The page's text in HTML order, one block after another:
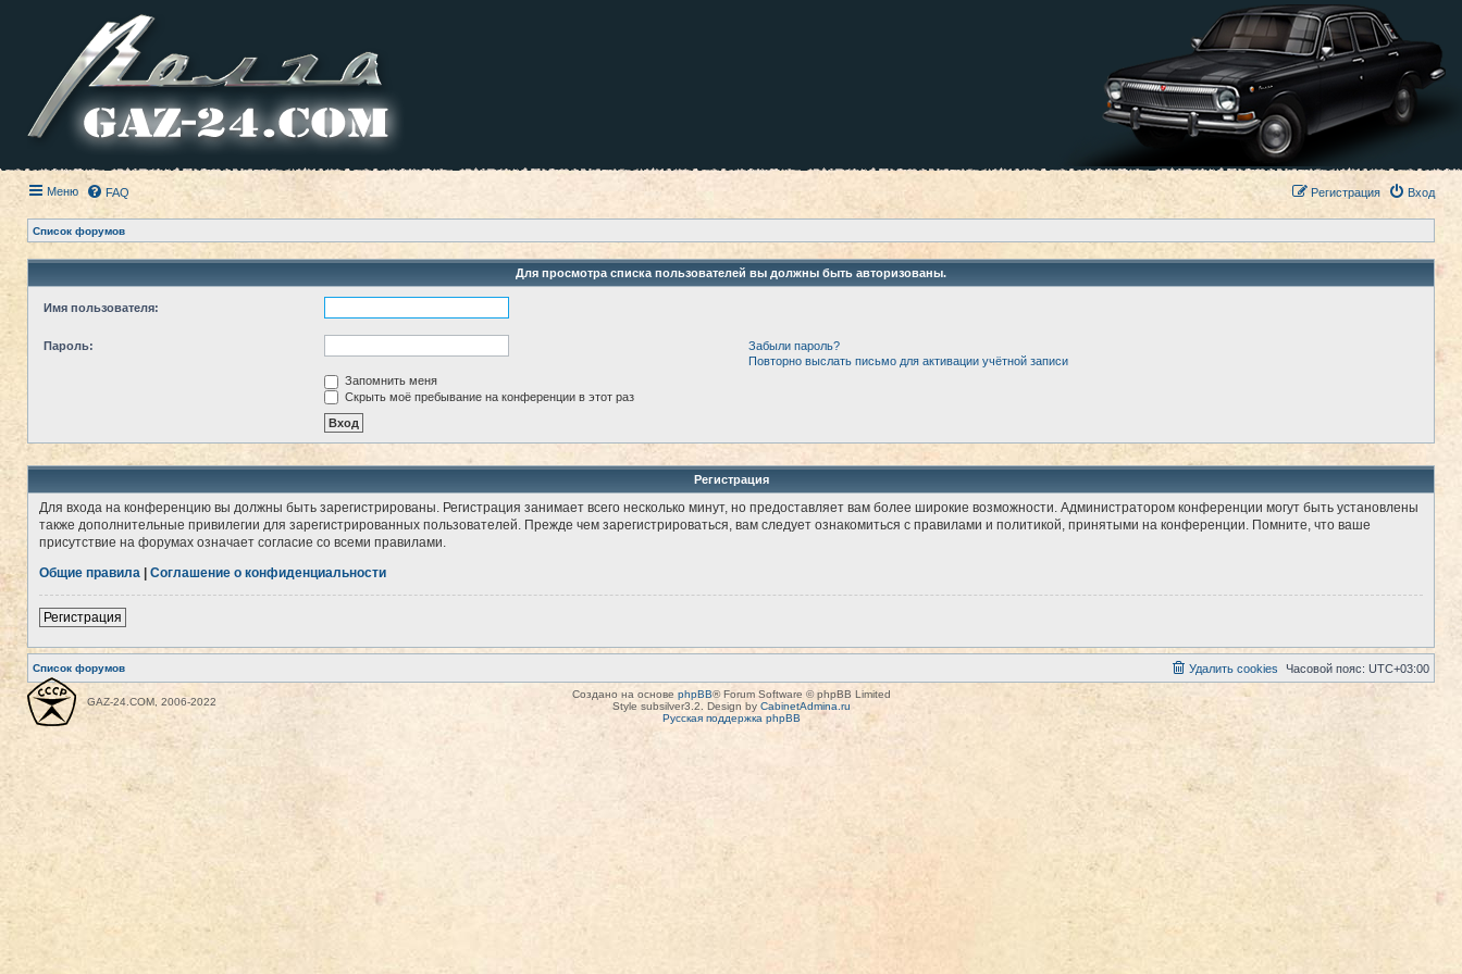
Меню FAQ Вход
Регистрация
Список форумов
Для просмотра списка пользователей вы должны быть авторизованы.
Имя пользователя:
Пароль:
Забыли пароль?
Повторно выслать письмо для активации учётной записи
Запомнить меня
Скрыть моё пребывание на конференции в этот раз
Регистрация
Для входа на конференцию вы должны быть зарегистрированы. Регистрация занимает всего несколько минут, но предоставляет вам более широкие возможности. Администратором конференции могут быть установлены
также дополнительные привилегии для зарегистрированных пользователей. Прежде чем зарегистрироваться, вам следует ознакомиться с правилами и политикой, принятыми на конференции. Помните, что ваше
присутствие на форумах означает согласие со всеми правилами.
Общие правила
Соглашение о конфиденциальности
Регистрация
Список форумов Часовой пояс: UTC+03:00
Удалить cookies
GAZ-24.COM, 2006-2022
Создано на основе phpBB® Forum Software © phpBB Limited
Style subsilver3.2. Design by CabinetAdmina.ru
Русская поддержка phpBB